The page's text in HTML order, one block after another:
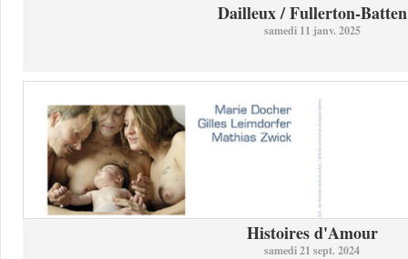
Dailleux / Fullerton-Batten
samedi 11 janv. 2025
Histoires d'Amour
samedi 21 sept. 2024